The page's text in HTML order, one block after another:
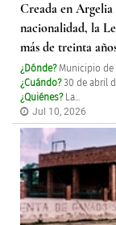
Creada en Argelia
nacionalidad, la
más de treinta
¿Dónde?Municipio de
¿Cuándo?30 de abril
¿Quiénes? La...
Jul 10, 2026